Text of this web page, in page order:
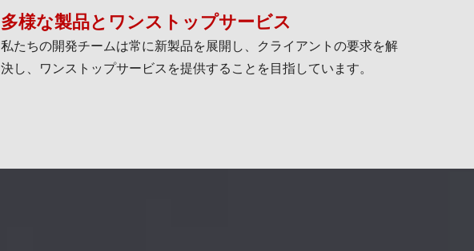
多様な製品とワンストップサービス
私たちの開発チームは常に新製品を展開し、クライアントの要求を解
決し、ワンストップサービスを提供することを目指しています。